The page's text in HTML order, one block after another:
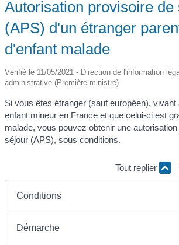
Autorisation provisoire de
(APS) d'un étranger
d'enfant malade
Vérifié le 11/05/2021 - Direction de l'information
administrative (Première ministre)
Si vous êtes étranger (saufeuropéen), vivant
enfant mineur en France et que celui-ci est
malade, vous pouvez obtenir une
séjour (APS), sous conditions.
Tout replier
Conditions
Démarche